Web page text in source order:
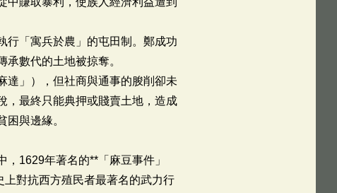
行「寓兵於農」的屯田制。鄭成功
數代的土地被掠奪。
達」），但社商與通事的朘削卻未
，最終只能典押或賤賣土地，造成
與邊緣。
1629年著名的**「麻豆事件」
對抗西方殖民者最著名的武力行